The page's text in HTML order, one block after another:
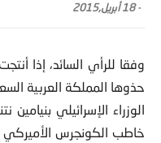
-18 أبريل,2015
وفقا للرأي السائد، إذا
حذوها المملكة العربية
الوزراء الإسرائيلي
خاطب الكونجرس الأميركي